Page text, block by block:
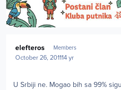
elefteros Members
October 26, 201114 yr
U Srbiji ne. Mogao bih sa 99%